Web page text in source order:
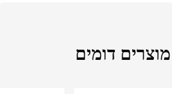
מוצרים דומים